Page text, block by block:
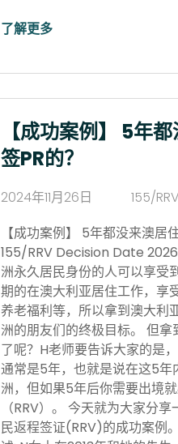
了解更多
【成功案例】 5年
签PR的？
2024年11月26日
155/RRV
【成功案例】 5年都没来澳
155/RRV Decision Date 2026
洲永久居民身份的人可以享受
期的在澳大利亚居住工作，享
养老福利等，所以拿到澳大利
洲的朋友们的终极目标。 但
了呢？H老师要告诉大家的是
通常是5年，也就是说在这5
洲，但如果5年后你需要出境
（RRV）。 今天就为大家分
民返程签证(RRV)的成功案